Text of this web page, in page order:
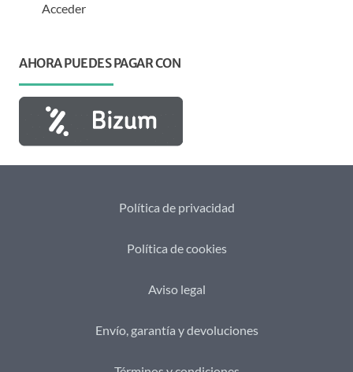
Acceder
AHORA PUEDES PAGAR CON
Política de privacidad
Política de cookies
Aviso legal
Envío, garantía y devoluciones